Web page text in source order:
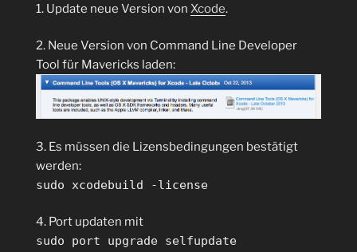
1. Update neue Version von Xcode.
2. Neue Version von Command Line Developer
Tool für Mavericks laden:
3. Es müssen die Lizensbedingungen bestätigt
werden:
sudo xcodebuild -license
4. Port updaten mit
sudo port upgrade selfupdate